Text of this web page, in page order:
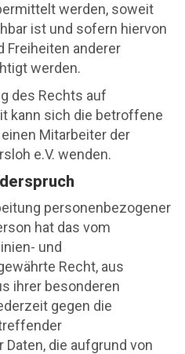
werden, soweit
ist und sofern hiervon
Freiheiten anderer
werden.
des Rechts auf
kann sich die betroffene
Mitarbeiter der
e.V. wenden.
personenbezogener
hat das vom
und
Recht, aus
ihrer besonderen
gegen die
die aufgrund von